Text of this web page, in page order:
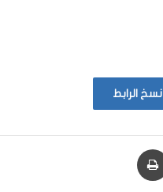
نسخ الرابط